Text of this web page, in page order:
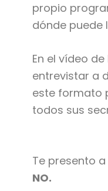
propio
dónde puede
En el vídeo
entrevistar a
este formato
todos sus
Te presento
NO.